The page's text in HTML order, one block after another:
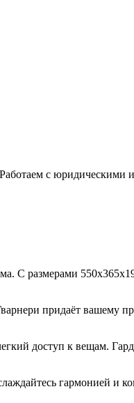
с
С размерами
придаёт вашему
доступ к вещам.
гармонией и